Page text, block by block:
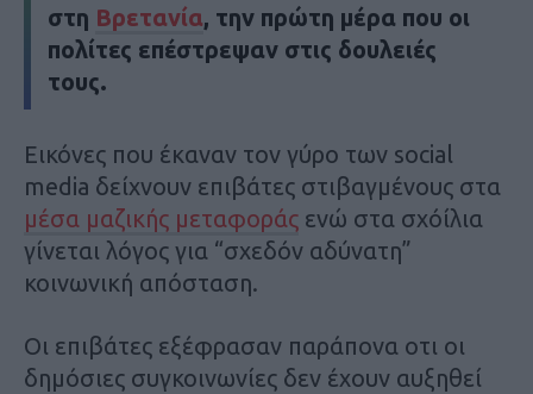
στη Βρετανία, την πρώτη μέρα που οι
πολίτες επέστρεψαν στις δουλειές
τους.
Εικόνες που έκαναν τον γύρο των social
media δείχνουν επιβάτες στιβαγμένους στα
μέσα μαζικής μεταφοράς ενώ στα σχόίλια
γίνεται λόγος για “σχεδόν αδύνατη”
κοινωνική απόσταση.
Οι επιβάτες εξέφρασαν παράπονα οτι οι
δημόσιες συγκοινωνίες δεν έχουν αυξηθεί